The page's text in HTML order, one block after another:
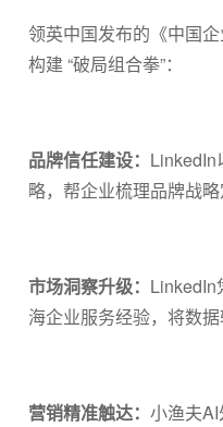
领英中国发布的《中国
构建 “破局组合拳”：
品牌信任建设： LinkedIn
略，帮企业梳理品牌战略
市场洞察升级： LinkedIn
海企业服务经验，将数据
营销精准触达： 小渔夫